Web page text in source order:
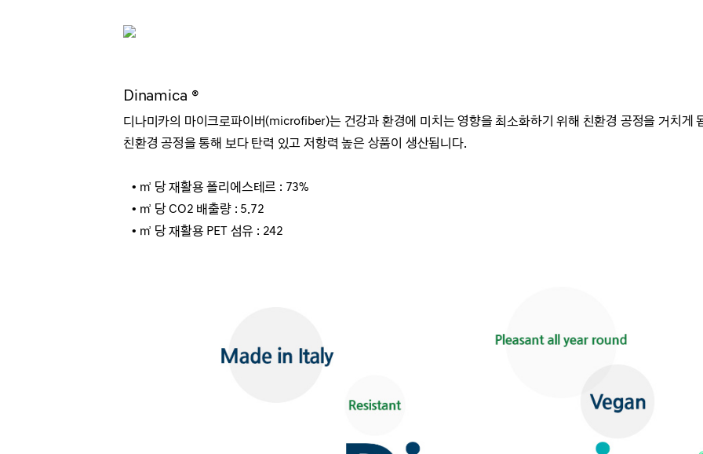
Dinamica ®
디나미카의 마이크로파이버(microfiber)는 건강과 환경에 미치는 영향을 최소화하기 위해 친환경 공정을 거치게
친환경 공정을 통해 보다 탄력 있고 저항력 높은 상품이 생산됩니다.
• ㎡ 당 재활용 폴리에스테르 : 73%
• ㎡ 당 CO2 배출량 : 5.72
• ㎡ 당 재활용 PET 섬유 : 242